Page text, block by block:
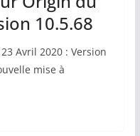
10.5.68
Avril 2020 : Version
mise à